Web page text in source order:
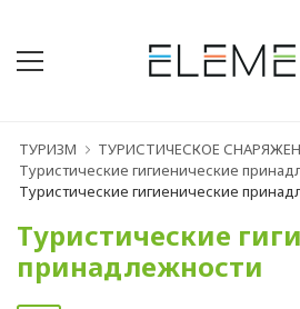
ТУРИЗМ
ТУРИСТИЧЕСКОЕ
Туристические гигиенические
Туристические гигиенические
Туристические
принадлежности